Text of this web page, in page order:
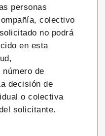
personas
colectivo
no podrá
en esta
número de
decisión de
o colectiva
solicitante.